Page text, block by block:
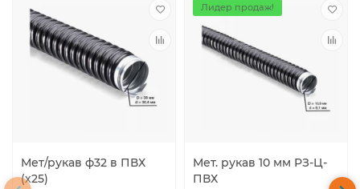
Мет/рукав ф32 в ПВХ
(х25)
Лидер продаж!
Мет. рукав 10 мм РЗ-Ц-
ПВХ